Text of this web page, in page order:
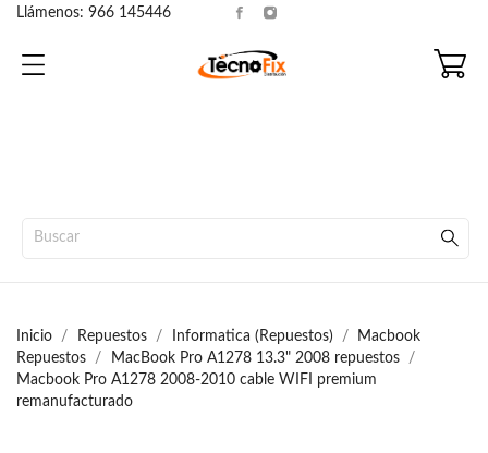
Llámenos: 966 145446
Inicio Repuestos Informatica (Repuestos)
Macbook
Repuestos
MacBook Pro A1278 13.3" 2008 repuestos
Macbook Pro A1278 2008-2010 cable WIFI premium
remanufacturado